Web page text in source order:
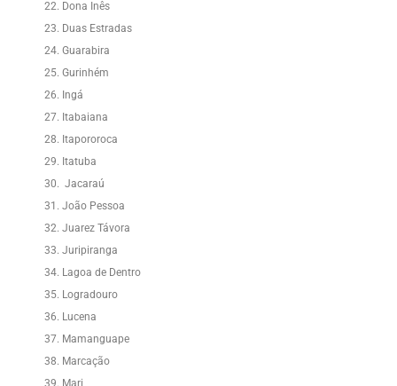
Dona Inês
Duas Estradas
Guarabira
Gurinhém
Ingá
Itabaiana
Itapororoca
Itatuba
Jacaraú
João Pessoa
Juarez Távora
Juripiranga
Lagoa de Dentro
Logradouro
Lucena
Mamanguape
Marcação
Mari